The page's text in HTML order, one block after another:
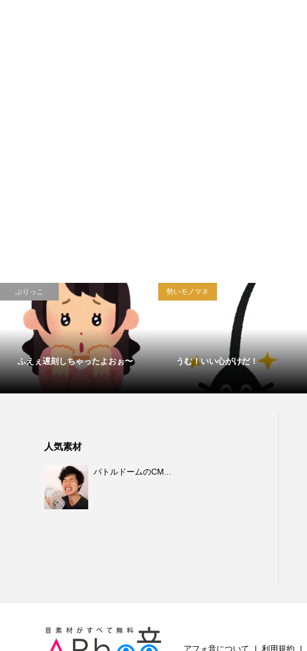
ぶりっこ
ふえぇ遅刻しちゃったよおぉ〜
勢いモノマネ
うむ！いい心がけだ！
人気素材
バトルドームのCM...
アフォ音について 利用規約